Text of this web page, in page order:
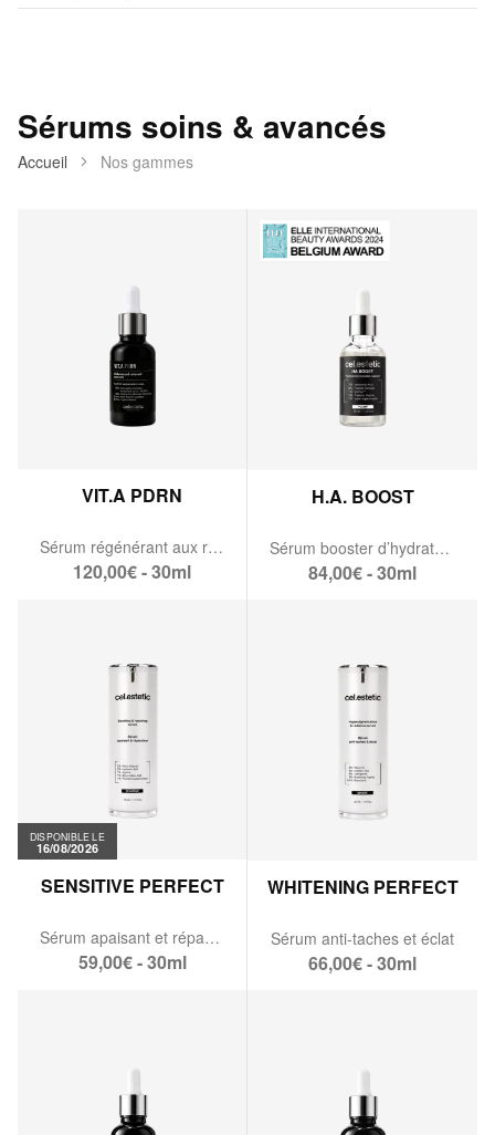
Sérums soins & avancés
Accueil Nos gammes
VIT.A PDRN
Sérum régénérant aux rétinoïdes & PDRN
120,00€ - 30ml
H.A. BOOST
Sérum booster d’hydratation
84,00€ - 30ml
DISPONIBLE LE
16/08/2026
SENSITIVE PERFECT
Sérum apaisant et réparateur
59,00€ - 30ml
WHITENING PERFECT
Sérum anti-taches et éclat
66,00€ - 30ml